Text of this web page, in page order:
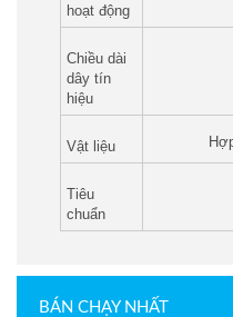
hoạt động
Chiều dài
dây tín
hiệu
Vật liệu
Tiêu
chuẩn
BÁN CHẠY NHẤT